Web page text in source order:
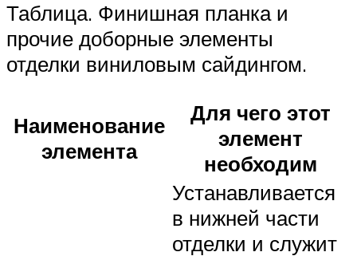
Таблица. Финишная планка и
прочие доборные элементы
отделки виниловым сайдингом.
Наименование
элемента
Для чего этот
элемент
необходим
Устанавливается
в нижней части
отделки и служит